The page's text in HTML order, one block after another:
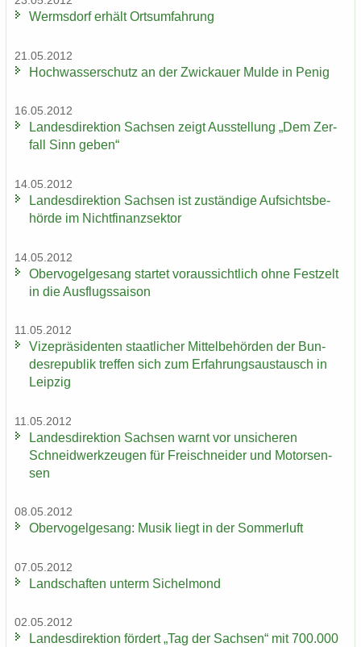
Werms­dorf er­hält Orts­um­fah­rung
21.05.2012
Hoch­was­ser­schutz an der Zwi­ckau­er Mulde in Penig
16.05.2012
Lan­des­di­rek­ti­on Sach­sen zeigt Aus­stel­lung „Dem Zer­
fall Sinn geben“
14.05.2012
Lan­des­di­rek­ti­on Sach­sen ist zu­stän­di­ge Auf­sichts­be­
hör­de im Nicht­fi­nanz­sek­tor
14.05.2012
Ober­vo­gel­ge­sang star­tet vor­aus­sicht­lich ohne Fest­zelt
in die Aus­flugs­sai­son
11.05.2012
Vi­ze­prä­si­den­ten staat­li­cher Mit­tel­be­hör­den der Bun­
des­re­pu­blik tref­fen sich zum Er­fah­rungs­aus­tausch in
Leip­zig
11.05.2012
Lan­des­di­rek­ti­on Sach­sen warnt vor un­si­che­ren
Schneid­werk­zeu­gen für Frei­schnei­der und Mo­tor­sen­
sen
08.05.2012
Ober­vo­gel­ge­sang: Musik liegt in der Som­mer­luft
07.05.2012
Land­schaf­ten un­term Si­chel­mond
02.05.2012
Lan­des­di­rek­ti­on för­dert „Tag der Sach­sen“ mit 700.000